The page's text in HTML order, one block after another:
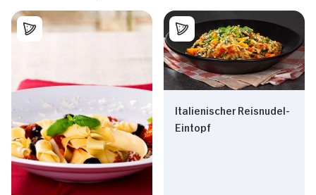
Italienischer Reisnudel-
Eintopf